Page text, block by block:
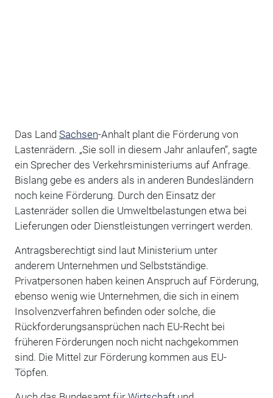
Das Land Sachsen-Anhalt plant die Förderung von
Lastenrädern. „Sie soll in diesem Jahr anlaufen“, sagte
ein Sprecher des Verkehrsministeriums auf Anfrage.
Bislang gebe es anders als in anderen Bundesländern
noch keine Förderung. Durch den Einsatz der
Lastenräder sollen die Umweltbelastungen etwa bei
Lieferungen oder Dienstleistungen verringert werden.
Antragsberechtigt sind laut Ministerium unter
anderem Unternehmen und Selbstständige.
Privatpersonen haben keinen Anspruch auf Förderung,
ebenso wenig wie Unternehmen, die sich in einem
Insolvenzverfahren befinden oder solche, die
Rückforderungsansprüchen nach EU-Recht bei
früheren Förderungen noch nicht nachgekommen
sind. Die Mittel zur Förderung kommen aus EU-
Töpfen.